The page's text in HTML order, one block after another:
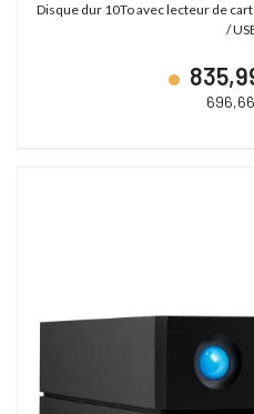
Disque dur 10To avec lecteur de
/